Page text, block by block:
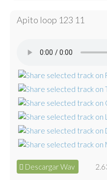
Apito loop 123 11
Descargar Wav